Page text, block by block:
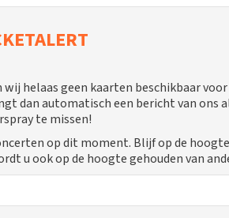
helaas geen kaarten beschikbaar
dan automatisch een bericht van
te missen!
op dit moment. Blijf op de
u ook op de hoogte gehouden van